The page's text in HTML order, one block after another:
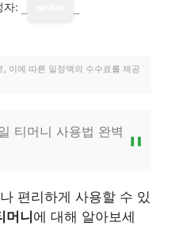
자:
이에 따른 일정액의 수수료를 제공
티머니 사용법 완벽
편리하게 사용할 수 있
머니 에 대해 알아보세